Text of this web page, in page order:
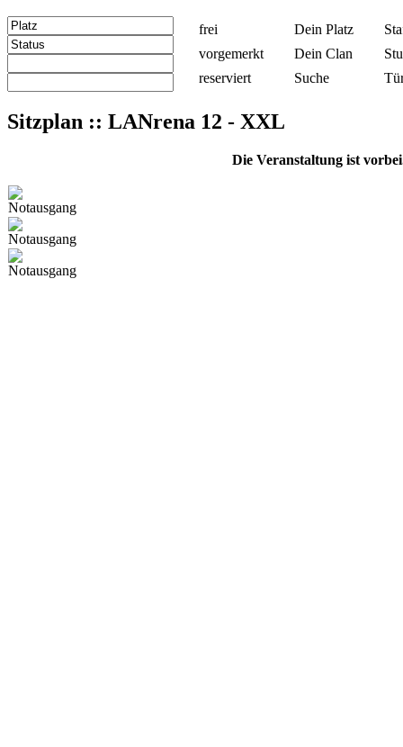
frei
vorgemerkt
reserviert
Dein Platz
Dein Clan
Suche
Sitzplan :: LANrena 12 - XXL
Die Veranstaltung ist